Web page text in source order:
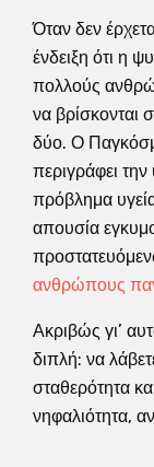
Όταν δεν
ένδειξη ότι η
πολλούς
να βρίσκονται
δύο. Ο
περιγράφει
πρόβλημα
απουσία
ανθρώπους
Ακριβώς γι’
διπλή: να
σταθερότητα
νηφαλιότητα,